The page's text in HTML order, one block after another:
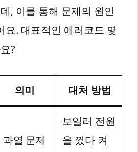
, 이를 통해 문제의 원인
요. 대표적인 에러코드 몇
?
의미 대처 방법
과열 문제
보일러 전원
을 껐다 켜